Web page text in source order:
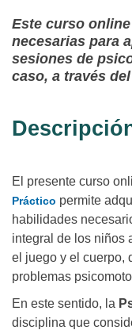
Este curso
necesarias para
sesiones de
caso, a través
El presente curso
Práctico permite
habilidades
integral de los niños
el juego y el cuerpo,
problemas
En este sentido, la
disciplina que